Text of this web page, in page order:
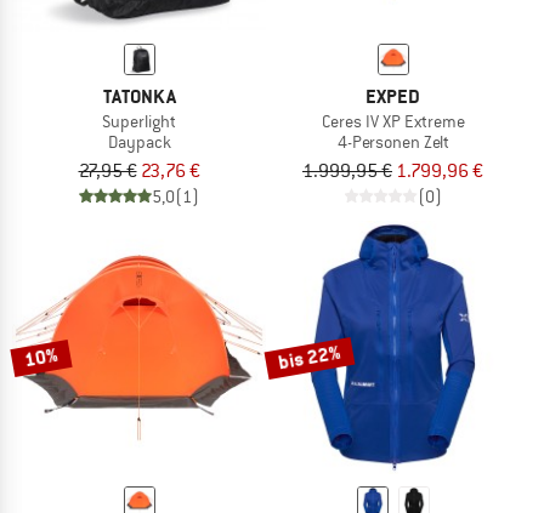
TATONKA
Superlight
Daypack
27,95 € 23,76 €
5,0(1)
EXPED
Ceres IV XP Extreme
4-Personen Zelt
1.999,95 € 1.799,96 €
(0)
10% bis 22%